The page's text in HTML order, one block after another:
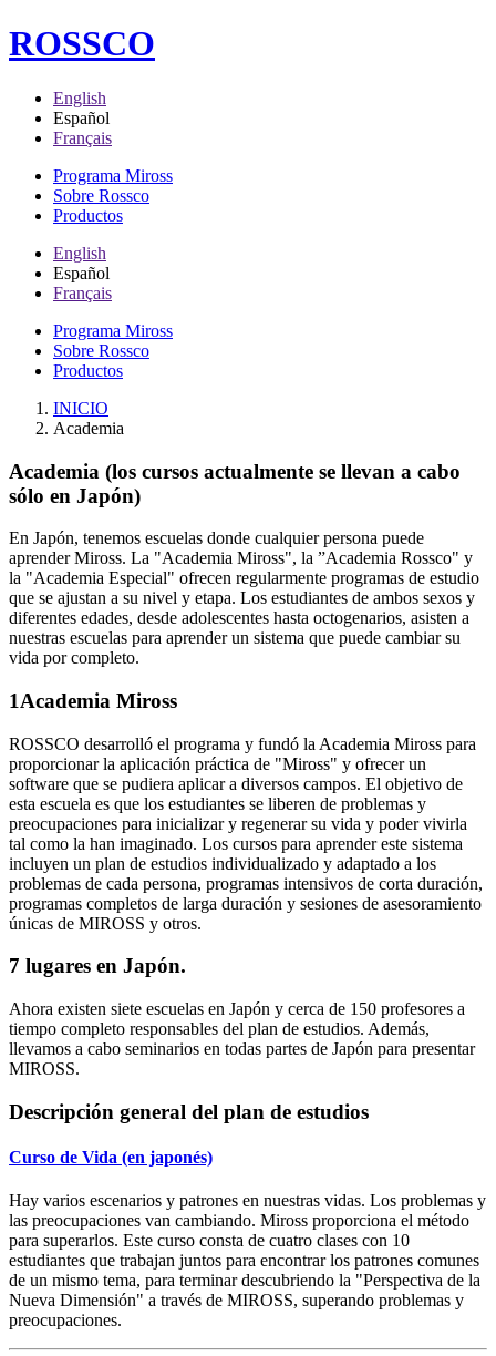
ROSSCO
English
Español
Français
Programa Miross
Sobre Rossco
Productos
English
Español
Français
Programa Miross
Sobre Rossco
Productos
INICIO
Academia
Academia (los cursos actualmente se llevan a cabo
sólo en Japón)
En Japón, tenemos escuelas donde cualquier persona puede
aprender Miross. La "Academia Miross", la ”Academia Rossco" y
la "Academia Especial" ofrecen regularmente programas de estudio
que se ajustan a su nivel y etapa. Los estudiantes de ambos sexos y
diferentes edades, desde adolescentes hasta octogenarios, asisten a
nuestras escuelas para aprender un sistema que puede cambiar su
vida por completo.
1Academia Miross
ROSSCO desarrolló el programa y fundó la Academia Miross para
proporcionar la aplicación práctica de "Miross" y ofrecer un
software que se pudiera aplicar a diversos campos. El objetivo de
esta escuela es que los estudiantes se liberen de problemas y
preocupaciones para inicializar y regenerar su vida y poder vivirla
tal como la han imaginado. Los cursos para aprender este sistema
incluyen un plan de estudios individualizado y adaptado a los
problemas de cada persona, programas intensivos de corta duración,
programas completos de larga duración y sesiones de asesoramiento
únicas de MIROSS y otros.
7 lugares en Japón.
Ahora existen siete escuelas en Japón y cerca de 150 profesores a
tiempo completo responsables del plan de estudios. Además,
llevamos a cabo seminarios en todas partes de Japón para presentar
MIROSS.
Descripción general del plan de estudios
Curso de Vida (en japonés)
Hay varios escenarios y patrones en nuestras vidas. Los problemas y
las preocupaciones van cambiando. Miross proporciona el método
para superarlos. Este curso consta de cuatro clases con 10
estudiantes que trabajan juntos para encontrar los patrones comunes
de un mismo tema, para terminar descubriendo la "Perspectiva de la
Nueva Dimensión" a través de MIROSS, superando problemas y
preocupaciones.